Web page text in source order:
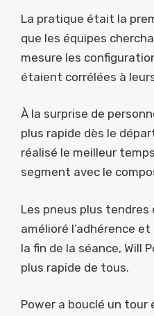
La pratique était la
que les équipes
mesure les
étaient corrélées à
À la surprise de
plus rapide dès le
réalisé le meilleur
segment avec le
Les pneus plus
amélioré l’adhérence
la fin de la séance, Will
plus rapide de tous.
Power a bouclé un tour